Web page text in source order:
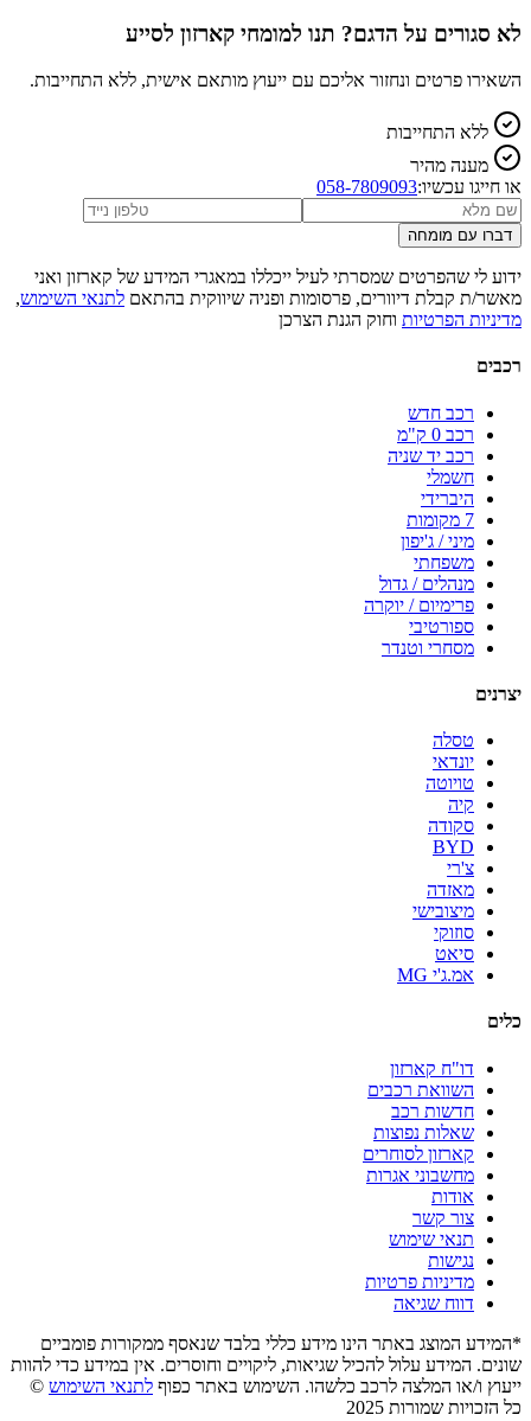
לא סגורים על הדגם? תנו למומחי קארזון לסייע
השאירו פרטים ונחזור אליכם עם ייעוץ מותאם אישית, ללא התחייבות.
ללא התחייבות
מענה מהיר
או חייגו עכשיו:058-7809093
דברו עם מומחה
ידוע לי שהפרטים שמסרתי לעיל ייכללו במאגרי המידע של קארזון ואני
מאשר/ת קבלת דיוורים, פרסומות ופניה שיווקית בהתאם לתנאי השימוש,
מדיניות הפרטיות וחוק הגנת הצרכן
רכבים
רכב חדש
רכב 0 ק"מ
רכב יד שניה
חשמלי
היברידי
7 מקומות
מיני / ג'יפון
משפחתי
מנהלים / גדול
פרימיום / יוקרה
ספורטיבי
מסחרי וטנדר
יצרנים
טסלה
יונדאי
טויוטה
קיה
סקודה
BYD
צ'רי
מאזדה
מיצובישי
סוזוקי
סיאט
אמ.ג'י MG
כלים
דו"ח קארזון
השוואת רכבים
חדשות רכב
שאלות נפוצות
קארזון לסוחרים
מחשבוני אגרות
אודות
צור קשר
תנאי שימוש
נגישות
מדיניות פרטיות
דווח שגיאה
*המידע המוצג באתר הינו מידע כללי בלבד שנאסף ממקורות פומביים
שונים. המידע עלול להכיל שגיאות, ליקויים וחוסרים. אין במידע כדי להוות
ייעוץ ו/או המלצה לרכב כלשהו. השימוש באתר כפוף לתנאי השימוש ©
כל הזכויות שמורות 2025